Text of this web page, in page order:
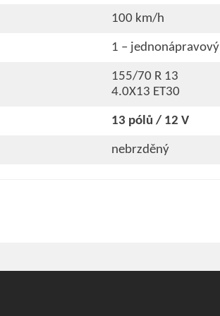
100 km/h
1 – jednonápravový
155/70 R 13
4.0X13 ET30
13 pólů / 12 V
nebrzděný